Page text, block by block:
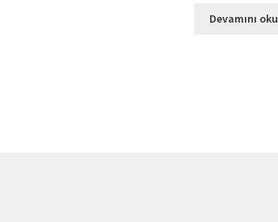
Devamını oku